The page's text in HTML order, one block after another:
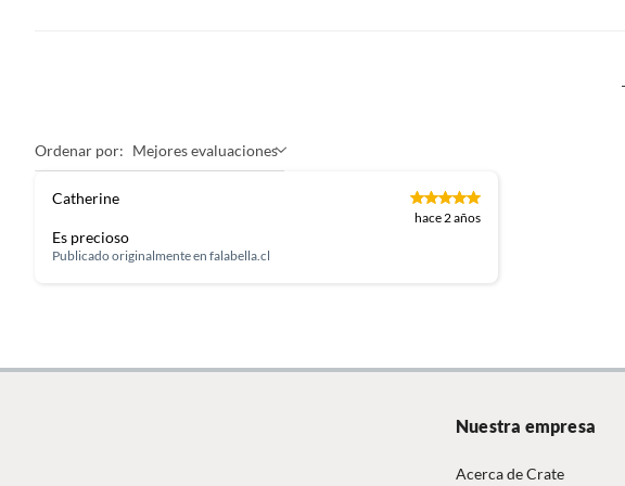
Ordenar por: Mejores evaluaciones
Catherine
hace 2 años
Es precioso
Publicado originalmente en falabella.cl
Nuestra empresa
Acerca de Crate